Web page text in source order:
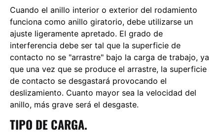
Cuando el anillo interior o exterior del rodamiento
funciona como anillo giratorio, debe utilizarse un
ajuste ligeramente apretado. El grado de
interferencia debe ser tal que la superficie de
contacto no se "arrastre" bajo la carga de trabajo, ya
que una vez que se produce el arrastre, la superficie
de contacto se desgastará provocando el
deslizamiento. Cuanto mayor sea la velocidad del
anillo, más grave será el desgaste.
TIPO DE CARGA.